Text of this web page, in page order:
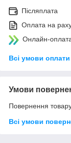
Післяплата
Оплата на
Онлайн-
Всі умови оплати
Умови
Повернення
Всі умови